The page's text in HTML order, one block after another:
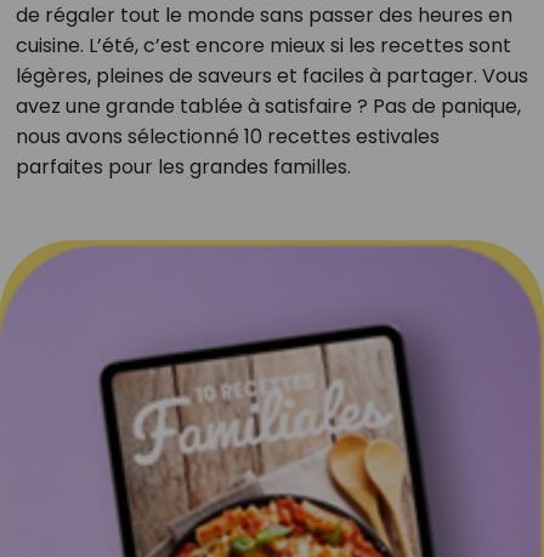
de régaler tout le monde sans passer des heures en
cuisine. L’été, c’est encore mieux si les recettes sont
légères, pleines de saveurs et faciles à partager. Vous
avez une grande tablée à satisfaire ? Pas de panique,
nous avons sélectionné 10 recettes estivales
parfaites pour les grandes familles.